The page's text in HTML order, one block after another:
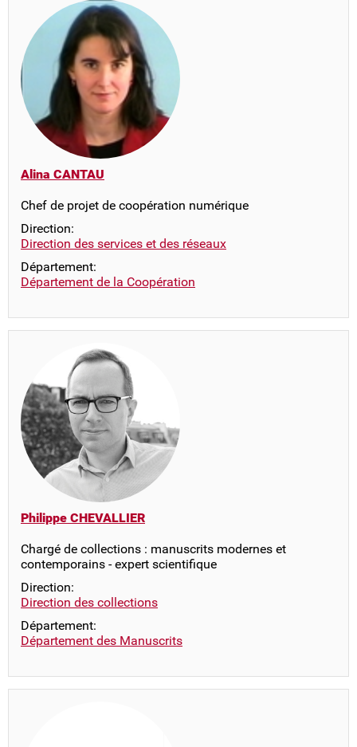
Alina CANTAU
Chef de projet de coopération numérique
Direction:
Direction des services et des réseaux
Département:
Département de la Coopération
Philippe CHEVALLIER
Chargé de collections : manuscrits modernes et
contemporains - expert scientifique
Direction:
Direction des collections
Département:
Département des Manuscrits